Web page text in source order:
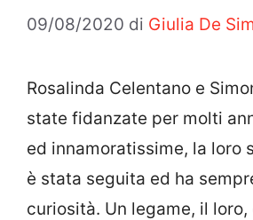
09/08/2020 di Giulia De
Rosalinda Celentano e
state fidanzate per molti
ed innamoratissime, la loro
è stata seguita ed ha
curiosità. Un legame, il